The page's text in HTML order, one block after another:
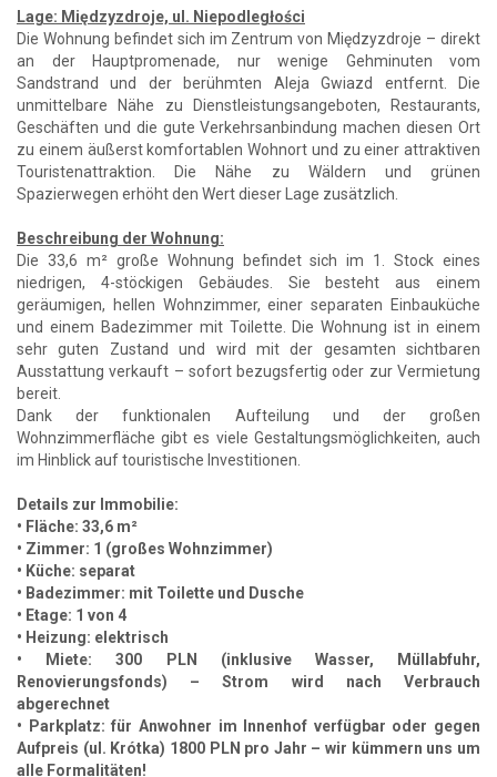
Lage: Międzyzdroje, ul. Niepodległości
Die Wohnung befindet sich im Zentrum von Międzyzdroje – direkt
an der Hauptpromenade, nur wenige Gehminuten vom
Sandstrand und der berühmten Aleja Gwiazd entfernt. Die
unmittelbare Nähe zu Dienstleistungsangeboten, Restaurants,
Geschäften und die gute Verkehrsanbindung machen diesen Ort
zu einem äußerst komfortablen Wohnort und zu einer attraktiven
Touristenattraktion. Die Nähe zu Wäldern und grünen
Spazierwegen erhöht den Wert dieser Lage zusätzlich.
Beschreibung der Wohnung:
Die 33,6 m² große Wohnung befindet sich im 1. Stock eines
niedrigen, 4-stöckigen Gebäudes. Sie besteht aus einem
geräumigen, hellen Wohnzimmer, einer separaten Einbauküche
und einem Badezimmer mit Toilette. Die Wohnung ist in einem
sehr guten Zustand und wird mit der gesamten sichtbaren
Ausstattung verkauft – sofort bezugsfertig oder zur Vermietung
bereit.
Dank der funktionalen Aufteilung und der großen
Wohnzimmerfläche gibt es viele Gestaltungsmöglichkeiten, auch
im Hinblick auf touristische Investitionen.
Details zur Immobilie:
• Fläche: 33,6 m²
• Zimmer: 1 (großes Wohnzimmer)
• Küche: separat
• Badezimmer: mit Toilette und Dusche
• Etage: 1 von 4
• Heizung: elektrisch
• Miete: 300 PLN (inklusive Wasser, Müllabfuhr,
Renovierungsfonds) – Strom wird nach Verbrauch
abgerechnet
• Parkplatz: für Anwohner im Innenhof verfügbar oder gegen
Aufpreis (ul. Krótka) 1800 PLN pro Jahr – wir kümmern uns um
alle Formalitäten!